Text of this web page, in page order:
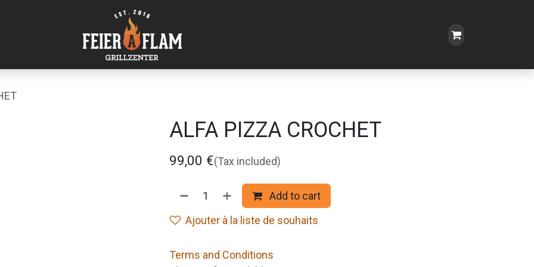
ALFA PIZZA CROCHET
99,00 €(Tax included)
Add to cart
Ajouter à la liste de souhaits
Terms and Conditions